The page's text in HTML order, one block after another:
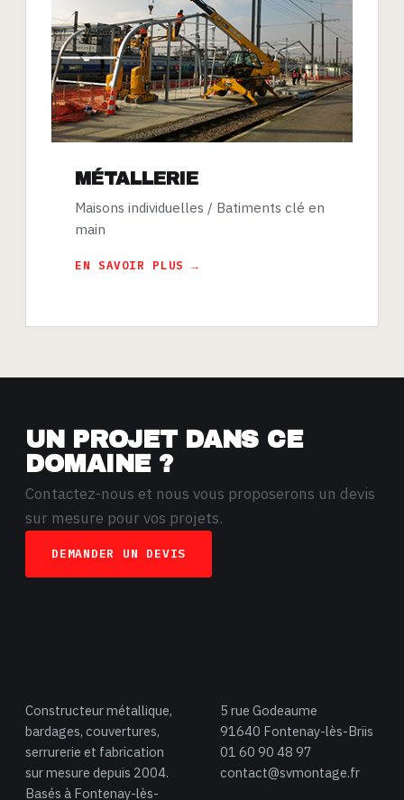
MÉTALLERIE
Maisons individuelles / Batiments clé en
main
EN SAVOIR PLUS →
UN PROJET DANS CE
DOMAINE ?
Contactez-nous et nous vous proposerons un devis
sur mesure pour vos projets.
DEMANDER UN DEVIS
Constructeur métallique,
bardages, couvertures,
serrurerie et fabrication
sur mesure depuis 2004.
Basés à Fontenay-lès-
5 rue Godeaume
91640 Fontenay-lès-Briis
01 60 90 48 97
contact@svmontage.fr